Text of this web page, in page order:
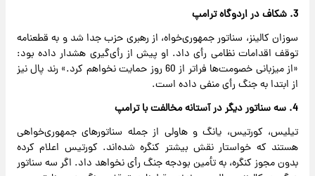
سوزان کالینز، سناتور جمهوری‌خواه، از رهبری حزب جدا شد و به قطعنامه
توقف اقدامات نظامی رأی داد. او پیش از رأی‌گیری هشدار داده بود:
«از میزبانی خصومت‌ها فراتر از 60 روز حمایت نخواهم کرد.» رند پال نیز
از ابتدا به جنگ رأی منفی داده است.
تیلیس، کورتیس، یانگ و هاولی از جمله سناتورهای جمهوری‌خواهی
هستند که خواستار نقش بیشتر کنگره شده‌اند. کورتیس اعلام کرده
بدون مجوز کنگره، به تأمین بودجه جنگ رأی نخواهد داد. اگر سه سناتور